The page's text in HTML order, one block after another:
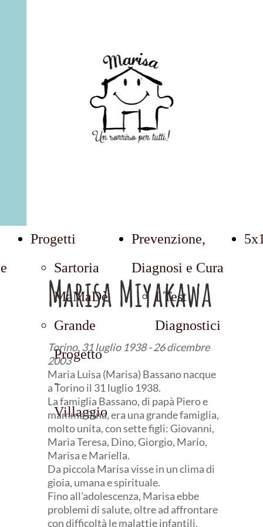
Progetti
Sartoria
MaMaDè
Grande
Progetto
-
Villaggio
Prevenzione,
Diagnosi e Cura
I Test
Diagnostici
Marisa Miyakawa
Torino, 31 luglio 1938 - 26 dicembre
2003
Maria Luisa (Marisa) Bassano nacque
a Torino il 31 luglio 1938.
La famiglia Bassano, di papà Piero e
mamma Pina, era una grande famiglia,
molto unita, con sette figli: Giovanni,
Maria Teresa, Dino, Giorgio, Mario,
Marisa e Mariella.
Da piccola Marisa visse in un clima di
gioia, umana e spirituale.
Fino all'adolescenza, Marisa ebbe
problemi di salute, oltre ad affrontare
con difficoltà le malattie infantili,